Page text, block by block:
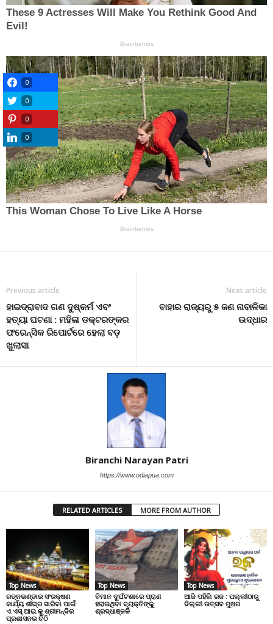
Previous article
ହାଇଦ୍ରାବାଦ ଗଣ ଦୁଷ୍କର୍ମ ଏବଂ
ହତ୍ୟା ଘଟଣା : ମହିଳା ଡକ୍ଟରଙ୍କର
ଫରେନ୍ସିକ ରିପୋର୍ଟରେ ହେଲା ବଡ଼
ଖୁଲାସା
Next article
ବାହାର ରାଜ୍ୟରୁ ୫ ଜଣ ନାବାଳିକା
ଉଦ୍ଧାର
Biranchi Narayan Patri
https://www.odiapua.com
RELATED ARTICLES MORE FROM AUTHOR
Top News
ରତ୍ନଭଣ୍ଡାର ସଂରକ୍ଷଣ
କାର୍ଯ୍ୟ ଶୀଘ୍ର ସାରିବା ପାଇଁ
ଏ.ଏସ୍.ଆଇ.କୁ ଶ୍ରୀମନ୍ଦିର
ପ୍ରଶାସନର ଚିଠି
Top News
ବିମାନ ଦୁର୍ଘଟଣାରେ ପ୍ରାଣ
ହରାଇଥିବା ବ୍ୟକ୍ତିଙ୍କୁ
ଶ୍ରଦ୍ଧାଞ୍ଜଳି
Top News
ଆଜି ପହିଲି ରଜ : ପଲ୍ଲୀଠାରୁ
ଦିଲ୍ଲୀ ଉତ୍ସବ ମୁଖର
0
0
0
0